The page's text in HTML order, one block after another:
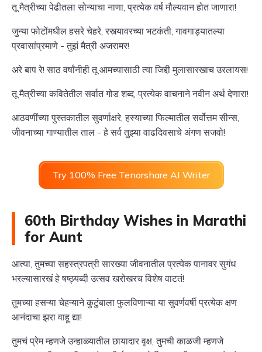
तू मैत्रीच्या पेढीतला सोन्याचा नाणा, प्रत्येक वर्ष मौल्यवान होत जाणारा!
जुन्या फोटोंमधील हसरे चेहरे, रस्त्यावरच्या भटकंती, गावगाड्यातल्या
प्रवासांप्रमाणे - तुझं मैत्री अजरामर!
अरे बाप रे! साठ वर्षांनीही तू आमच्यासाठी त्या जिद्दी मुलासारखाच उरलायस!
तू मैत्रीच्या कवितेतील सर्वात गोड शब्द, प्रत्येक वाचनाने नवीन अर्थ देणारा!
आठवणींच्या पुस्तकातील सुवर्णाक्षरे, हस्याच्या फिल्मातील सर्वोत्तम सीन्स,
जीवनाच्या गाण्यातील ताल - हे सर्व तुझ्या वाढदिवसाचे अंगण सजवो!
Try 100% Free Tenorshare AI Writer
60th Birthday Wishes in Marathi
for Aunt
आत्या, तुमच्या सहस्त्रपत्री सारख्या जीवनातील प्रत्येक पानावर सुगंध
भरल्यासारखं हे षष्ठ्यब्दी उत्सव खरोखरच विशेष वाटतं!
तुमच्या हसऱ्या चेहऱ्याने कुटुंबाला फुलविणाऱ्या या सुवर्णवर्षी प्रत्येक क्षण
आनंदाचा झरा वाहू द्या!
तुमचं प्रेम म्हणजे उन्हाळ्यातील छायादार वृक्ष, तुमची काळजी म्हणजे